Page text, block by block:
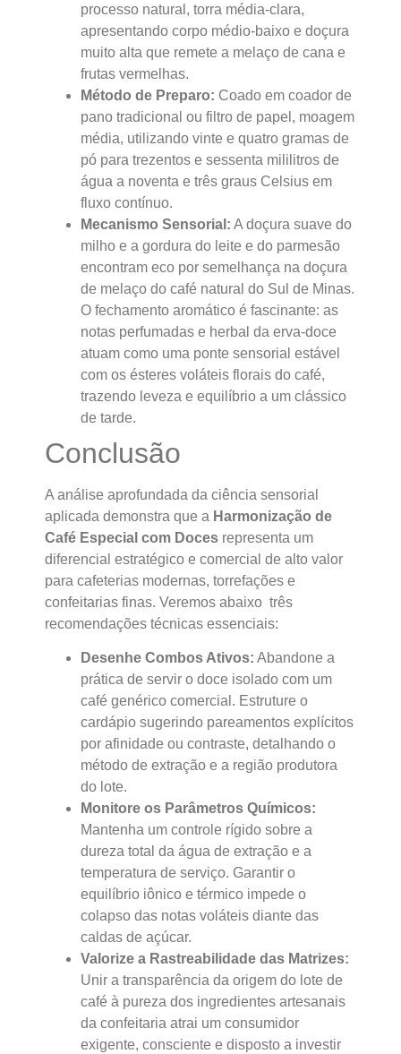
processo natural, torra média-clara,
apresentando corpo médio-baixo e doçura
muito alta que remete a melaço de cana e
frutas vermelhas.
Método de Preparo: Coado em coador de
pano tradicional ou filtro de papel, moagem
média, utilizando vinte e quatro gramas de
pó para trezentos e sessenta mililitros de
água a noventa e três graus Celsius em
fluxo contínuo.
Mecanismo Sensorial: A doçura suave do
milho e a gordura do leite e do parmesão
encontram eco por semelhança na doçura
de melaço do café natural do Sul de Minas.
O fechamento aromático é fascinante: as
notas perfumadas e herbal da erva-doce
atuam como uma ponte sensorial estável
com os ésteres voláteis florais do café,
trazendo leveza e equilíbrio a um clássico
de tarde.
Conclusão
A análise aprofundada da ciência sensorial
aplicada demonstra que a Harmonização de
Café Especial com Doces representa um
diferencial estratégico e comercial de alto valor
para cafeterias modernas, torrefações e
confeitarias finas. Veremos abaixo três
recomendações técnicas essenciais:
Desenhe Combos Ativos: Abandone a
prática de servir o doce isolado com um
café genérico comercial. Estruture o
cardápio sugerindo pareamentos explícitos
por afinidade ou contraste, detalhando o
método de extração e a região produtora
do lote.
Monitore os Parâmetros Químicos:
Mantenha um controle rígido sobre a
dureza total da água de extração e a
temperatura de serviço. Garantir o
equilíbrio iônico e térmico impede o
colapso das notas voláteis diante das
caldas de açúcar.
Valorize a Rastreabilidade das Matrizes:
Unir a transparência da origem do lote de
café à pureza dos ingredientes artesanais
da confeitaria atrai um consumidor
exigente, consciente e disposto a investir